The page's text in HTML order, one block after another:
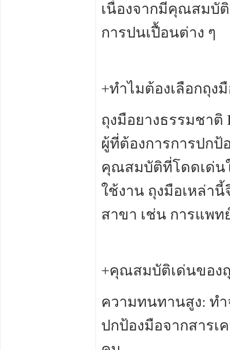
เนื่องจากมีคุณสมบั
การปนเปื้อนต่าง ๆ
+ทำไมต้องเลือกถุง
ถุงมือยางธรรมชาติ
ผู้ที่ต้องการการปก
คุณสมบัติที่โดดเด่น
ใช้งาน ถุงมือเหล่า
สาขา เช่น การแพท
+คุณสมบัติเด่นของถุ
ความทนทานสูง: ท
ปกป้องมือจากสารเ